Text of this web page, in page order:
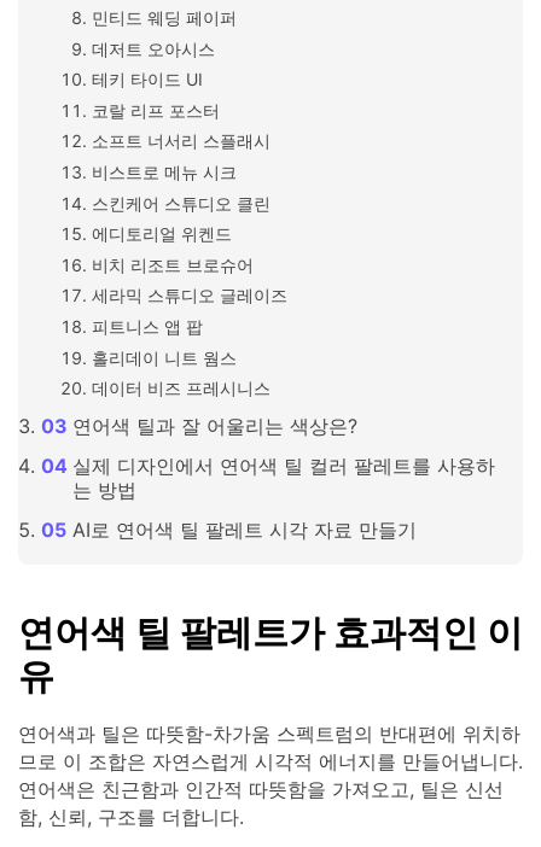
민티드 웨딩 페이퍼
데저트 오아시스
테키 타이드 UI
코랄 리프 포스터
소프트 너서리 스플래시
비스트로 메뉴 시크
스킨케어 스튜디오 클린
에디토리얼 위켄드
비치 리조트 브로슈어
세라믹 스튜디오 글레이즈
피트니스 앱 팝
홀리데이 니트 웜스
데이터 비즈 프레시니스
연어색 틸과 잘 어울리는 색상은?
실제 디자인에서 연어색 틸 컬러 팔레트를 사용하
는 방법
AI로 연어색 틸 팔레트 시각 자료 만들기
연어색 틸 팔레트가 효과적인 이
유
연어색과 틸은 따뜻함-차가움 스펙트럼의 반대편에 위치하
므로 이 조합은 자연스럽게 시각적 에너지를 만들어냅니다.
연어색은 친근함과 인간적 따뜻함을 가져오고, 틸은 신선
함, 신뢰, 구조를 더합니다.